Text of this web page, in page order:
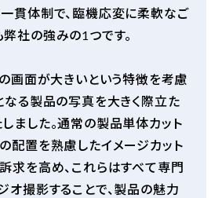
貫体制で、臨機応変に柔軟なご
弊社の強みの1 つです。
画面が大きいという特徴を考慮
なる製品の写真を大きく際立た
ました。通常の製品単体カット
配置を熟慮したイメージカット
求を高め、これらはすべて専門
オ撮影することで、製品の魅力